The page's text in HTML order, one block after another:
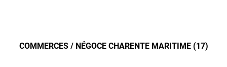
COMMERCES / NÉGOCE CHARENTE MARITIME (17)